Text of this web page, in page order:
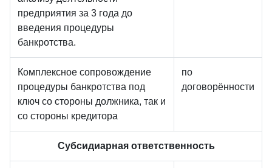
предприятия за 3 года до
введения процедуры
банкротства.
Комплексное сопровождение
процедуры банкротства под
ключ со стороны должника, так и
со стороны кредитора
по
договорённости
Субсидиарная ответственность